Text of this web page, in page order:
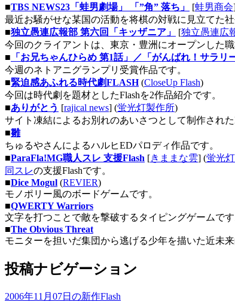
■TBS NEWS23「蛙男劇場」 「”角” 落ち」 [蛙男商会
最近お騒がせな某国の活動を将棋の対戦に見立てた社
■独立愚連広報部 第六回「キッザニア」 [独立愚連広
今回のクライアントは、東京・豊洲にオープンした
■ 「お兄ちゃんひらめ 第1話」／「がんばれ！サラ
今週のネトアニグランプリ受賞作品です。
■緊迫感あふれる時代劇FLASH(CloseUp Flash)
今回は時代劇を題材としたFlashを2作品紹介です。
■ありがとう [rajical news] (蛍光灯製作所)
サイト凍結によるお別れのあいさつとして制作された
■雛
ちゅるやさんによるハルヒEDパロディ作品です。
■ParaFla!MG職人スレ 支援Flash [きままな雲] (蛍光
同スレの支援Flashです。
■Dice Mogul (REVIER)
モノポリー風のボードゲームです。
■QWERTY Warriors
文字を打つことで敵を撃破するタイピングゲームです
■The Obvious Threat
モニターを担いだ集団から逃げる少年を描いた近未
投稿ナビゲーション
2006年11月07日の新作Flash